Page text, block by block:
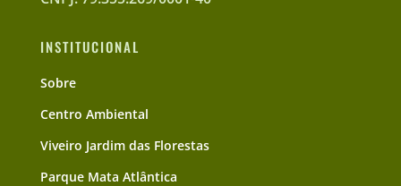
INSTITUCIONAL
Sobre
Centro Ambiental
Viveiro Jardim das Florestas
Parque Mata Atlântica